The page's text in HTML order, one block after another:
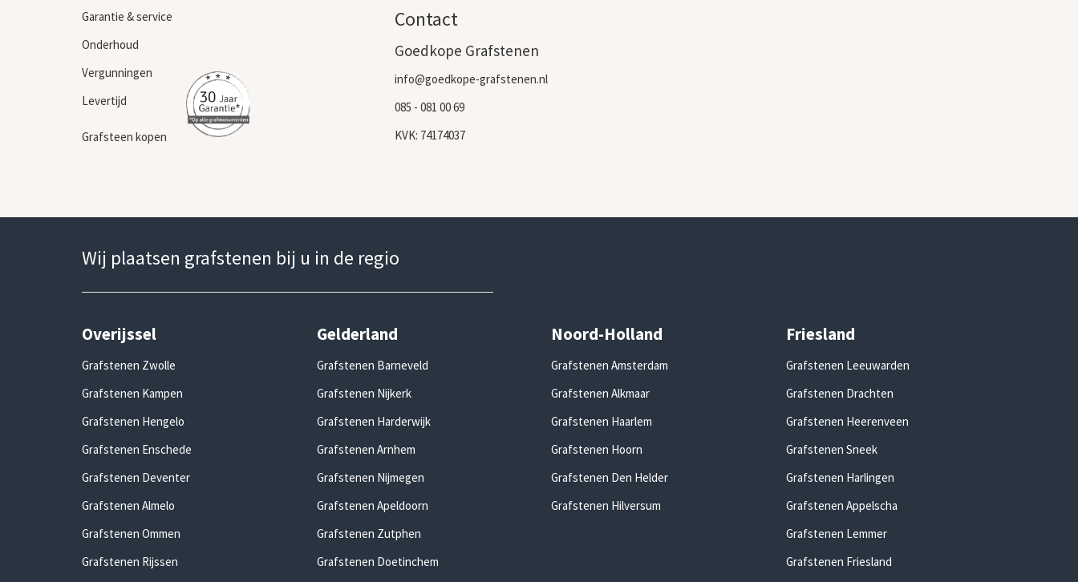
Garantie & service
Onderhoud
Vergunningen
Levertijd
Grafsteen kopen
Contact
Goedkope Grafstenen
info@goedkope-grafstenen.nl
085 - 081 00 69
KVK: 74174037
Wij plaatsen grafstenen bij u in de regio
Overijssel
Grafstenen Zwolle
Grafstenen Kampen
Grafstenen Hengelo
Grafstenen Enschede
Grafstenen Deventer
Grafstenen Almelo
Grafstenen Ommen
Grafstenen Rijssen
Gelderland
Grafstenen Barneveld
Grafstenen Nijkerk
Grafstenen Harderwijk
Grafstenen Arnhem
Grafstenen Nijmegen
Grafstenen Apeldoorn
Grafstenen Zutphen
Grafstenen Doetinchem
Noord-Holland
Grafstenen Amsterdam
Grafstenen Alkmaar
Grafstenen Haarlem
Grafstenen Hoorn
Grafstenen Den Helder
Grafstenen Hilversum
Friesland
Grafstenen Leeuwarden
Grafstenen Drachten
Grafstenen Heerenveen
Grafstenen Sneek
Grafstenen Harlingen
Grafstenen Appelscha
Grafstenen Lemmer
Grafstenen Friesland